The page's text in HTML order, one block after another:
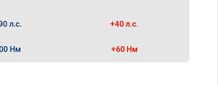
л.с. +40 л.с.
Нм +60 Нм